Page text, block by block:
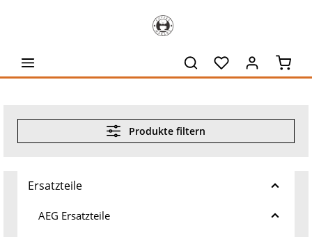
Produkte filtern
Ersatzteile
AEG Ersatzteile